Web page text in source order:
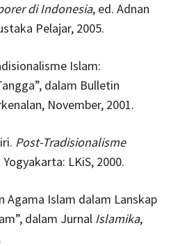
di Indonesia, ed. Adnan
Pelajar, 2005.
Islam:
dalam Bulletin
November, 2001.
Post-Tradisionalisme
LKiS, 2000.
Agama Islam dalam Lanskap
dalam Jurnal Islamika,